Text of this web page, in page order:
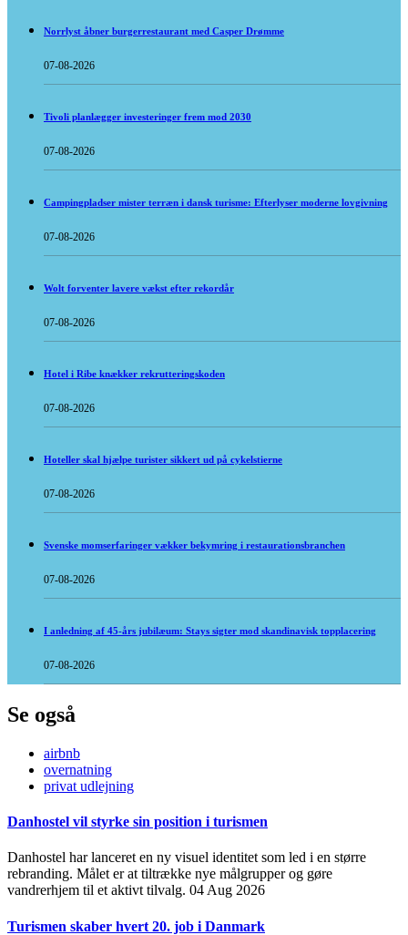
Norrlyst åbner burgerrestaurant med Casper Drømme
07-08-2026
Tivoli planlægger investeringer frem mod 2030
07-08-2026
Campingpladser mister terræn i dansk turisme: Efterlyser moderne lovgivning
07-08-2026
Wolt forventer lavere vækst efter rekordår
07-08-2026
Hotel i Ribe knækker rekrutteringskoden
07-08-2026
Hoteller skal hjælpe turister sikkert ud på cykelstierne
07-08-2026
Svenske momserfaringer vækker bekymring i restaurationsbranchen
07-08-2026
I anledning af 45-års jubilæum: Stays sigter mod skandinavisk topplacering
07-08-2026
Se også
airbnb
overnatning
privat udlejning
Danhostel vil styrke sin position i turismen
Danhostel har lanceret en ny visuel identitet som led i en større
rebranding. Målet er at tiltrække nye målgrupper og gøre
vandrerhjem til et aktivt tilvalg. 04 Aug 2026
Turismen skaber hvert 20. job i Danmark